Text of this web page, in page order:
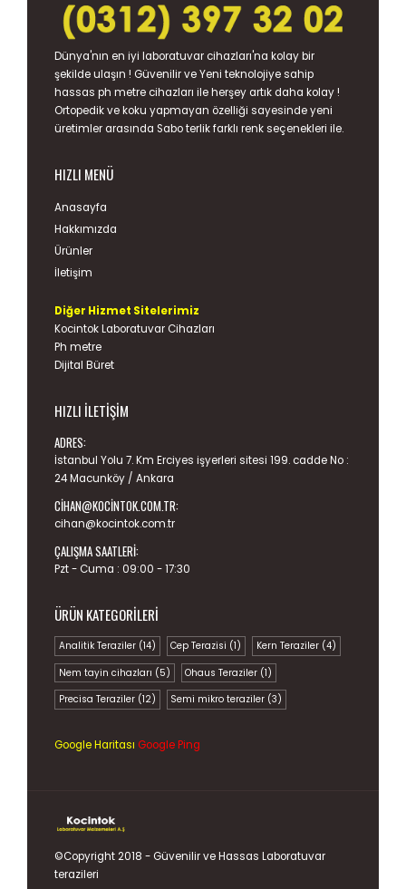
Dünya'nın en iyi laboratuvar cihazları'na kolay bir
şekilde ulaşın ! Güvenilir ve Yeni teknolojiye sahip
hassas ph metrecihazları ile herşey artık daha kolay !
Ortopedik ve koku yapmayan özelliği sayesinde yeni
üretimler arasında Sabo terlikfarklı renk seçenekleri ile.
HIZLI MENÜ
Anasayfa
Hakkımızda
Ürünler
İletişim
Diğer Hizmet Sitelerimiz
Kocintok Laboratuvar Cihazları
Ph metre
Dijital Büret
HIZLI İLETIŞIM
ADRES:
İstanbul Yolu 7. Km Erciyes işyerleri sitesi 199. cadde No :
24 Macunköy / Ankara
CIHAN@KOCINTOK.COM.TR:
cihan@kocintok.com.tr
ÇALIŞMA SAATLERI:
Pzt - Cuma : 09:00 - 17:30
ÜRÜN KATEGORILERI
Analitik Teraziler(14) Cep Terazisi (1) Kern Teraziler(4)
Nem tayin cihazları (5) Ohaus Teraziler (1)
Precisa Teraziler(12) Semi mikro teraziler (3)
Google Haritası Google Ping
©Copyright 2018 - Güvenilir ve Hassas Laboratuvar
terazileri